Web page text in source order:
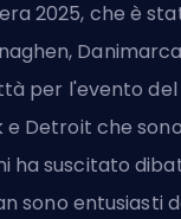
2025, che è
per l'evento del
Detroit che
ha suscitato
sono entusiasti